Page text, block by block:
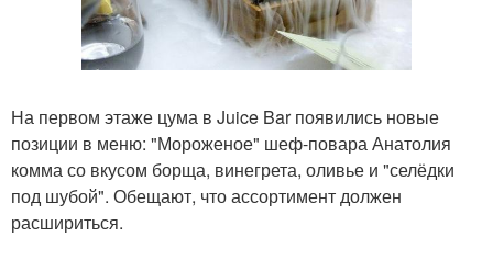
На первом этаже цума в Juice Bar появились новые
позиции в меню: "Мороженое" шеф-повара Анатолия
комма со вкусом борща, винегрета, оливье и "селёдки
под шубой". Обещают, что ассортимент должен
расшириться.